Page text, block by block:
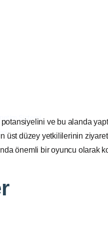
Sistemi
ve bu alanda
üst düzey yetkililerinin
önemli bir oyuncu olarak